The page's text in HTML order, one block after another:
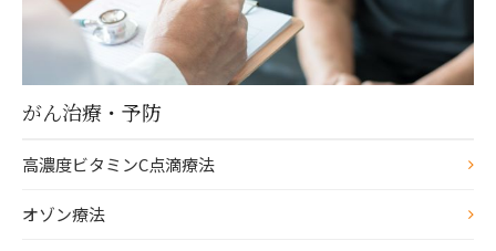
がん治療・予防
高濃度ビタミンC点滴療法
オゾン療法